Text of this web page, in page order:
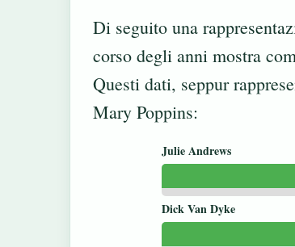
Di seguito una
corso degli anni mostra
Questi dati, seppur
Mary Poppins:
Julie Andrews
Dick Van Dyke